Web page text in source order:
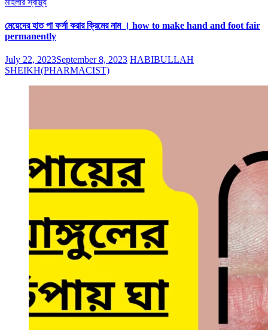
মহিলার স্বাস্থ্য
মেয়েদের হাত পা ফর্সা করার ক্রিমের নাম । how to make hand and foot fair
permanently
July 22, 2023September 8, 2023 HABIBULLAH
SHEIKH(PHARMACIST)